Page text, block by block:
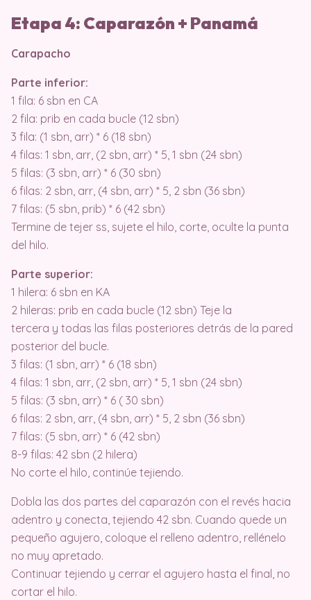
Etapa 4: Caparazón + Panamá
Carapacho
Parte inferior:
1 fila: 6 sbn en CA
2 fila: prib en cada bucle (12 sbn)
3 fila: (1 sbn, arr) * 6 (18 sbn)
4 filas: 1 sbn, arr, (2 sbn, arr) * 5, 1 sbn (24 sbn)
5 filas: (3 sbn, arr) * 6 (30 sbn)
6 filas: 2 sbn, arr, (4 sbn, arr) * 5, 2 sbn (36 sbn)
7 filas: (5 sbn, prib) * 6 (42 sbn)
Termine de tejer ss, sujete el hilo, corte, oculte la punta
del hilo.
Parte superior:
1 hilera: 6 sbn en KA
2 hileras: prib en cada bucle (12 sbn) Teje la
tercera y todas las filas posteriores detrás de la pared
posterior del bucle.
3 filas: (1 sbn, arr) * 6 (18 sbn)
4 filas: 1 sbn, arr, (2 sbn, arr) * 5, 1 sbn (24 sbn)
5 filas: (3 sbn, arr) * 6 ( 30 sbn)
6 filas: 2 sbn, arr, (4 sbn, arr) * 5, 2 sbn (36 sbn)
7 filas: (5 sbn, arr) * 6 (42 sbn)
8-9 filas: 42 sbn (2 hilera)
No corte el hilo, continúe tejiendo.
Dobla las dos partes del caparazón con el revés hacia
adentro y conecta, tejiendo 42 sbn. Cuando quede un
pequeño agujero, coloque el relleno adentro, rellénelo
no muy apretado.
Continuar tejiendo y cerrar el agujero hasta el final, no
cortar el hilo.